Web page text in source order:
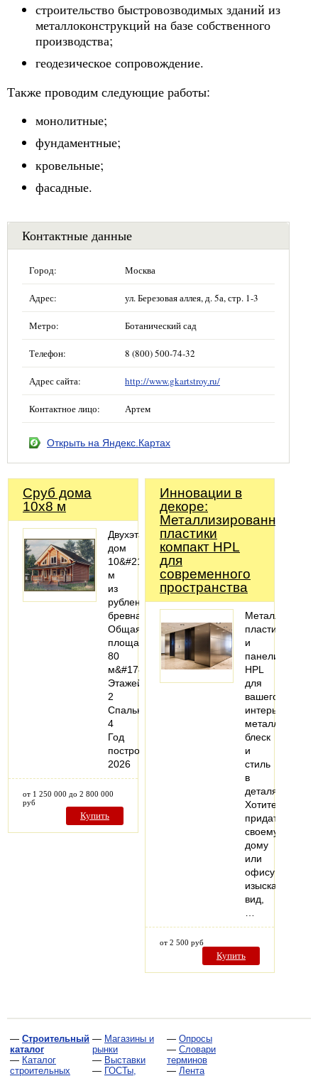
строительство быстровозводимых зданий из
металлоконструкций на базе собственного
производства;
геодезическое сопровождение.
Также проводим следующие работы:
монолитные;
фундаментные;
кровельные;
фасадные.
Контактные данные
Город: Москва
Адрес: ул. Березовая аллея, д. 5а, стр. 1-3
Метро: Ботанический сад
Телефон: 8 (800) 500-74-32
Адрес сайта: http://www.gkartstroy.ru/
Контактное лицо: Артем
Открыть на Яндекс.Картах
Сруб дома
10x8 м
Двухэтажный
дом
10&#215;8
м
из
рубленого
бревна
Общая
площадь:
80
м&#178;
Этажей:
2
Спальни:
4
Год
постройки:
2026
от 1 250 000 до 2 800 000
руб
Купить
Инновации в
декоре:
Металлизированные
пластики
компакт HPL
для
современного
пространства
пластики
и
панели
HPL
для
вашего
интерьера:
металлический
блеск
и
стиль
в
деталях.
Хотите
придать
своему
дому
или
офису
изысканный
вид,
от 2 500 руб
Купить
— Строительный
каталог
— Каталог
строительных
— Магазины и
рынки
— Выставки
— ГОСТы,
— Опросы
— Словари
терминов
— Лента